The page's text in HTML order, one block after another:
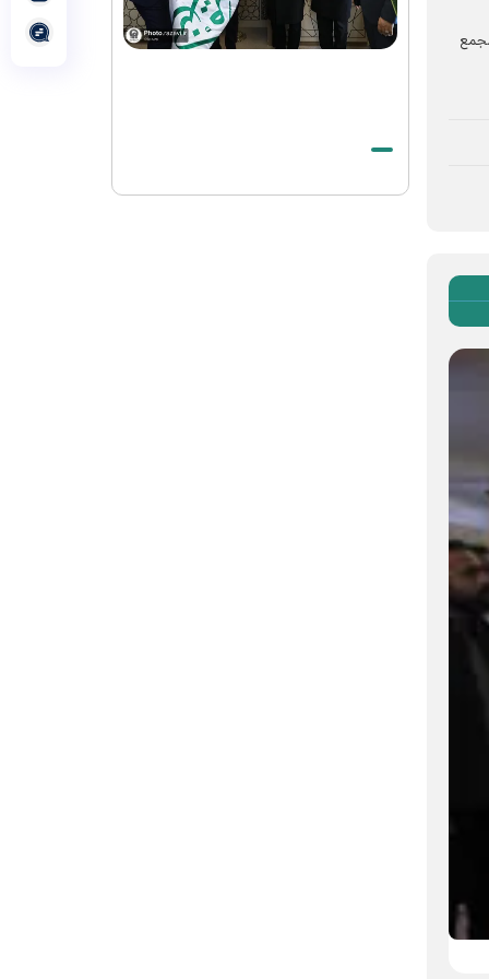
الأديان والمعتقدات
شكر الحضور المهيب للزوار والمجاورين في